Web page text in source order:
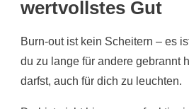
wertvollstes Gut
Burn-out ist kein Scheitern – es
du zu lange für andere gebrannt
darfst, auch für dich zu leuchten.